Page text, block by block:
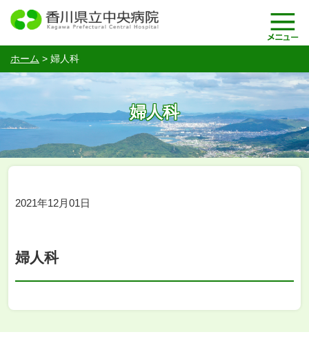
ホーム > 婦人科
婦人科
2021年12月01日
婦人科